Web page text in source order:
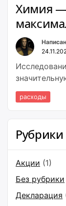
Рубрики
Акции (1)
Без рубрики
Декларация
Химия —
расходы